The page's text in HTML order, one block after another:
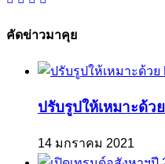
คัดข่าวมาคุย
ปรับรูปให้เหมาะด้ว
14 มกราคม 2021